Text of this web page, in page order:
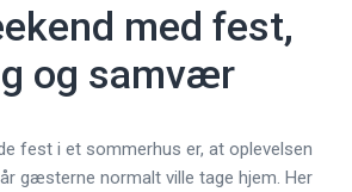
med fest,
og samvær
fest i et sommerhus er, at oplevelsen
gæsterne normalt ville tage hjem. Her